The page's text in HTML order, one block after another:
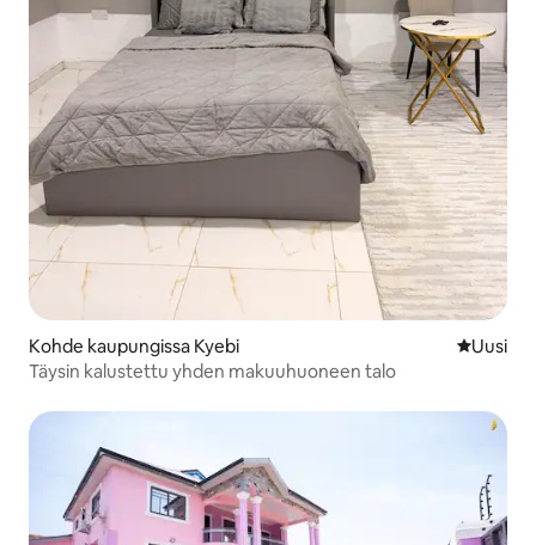
Kohde kaupungissa Kyebi Uusi
Uusi
Täysin kalustettu yhden makuuhuoneen talo